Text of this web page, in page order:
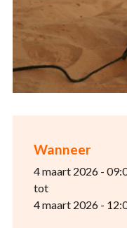
Wanneer
4 maart 2026 -
tot
4 maart 2026 -